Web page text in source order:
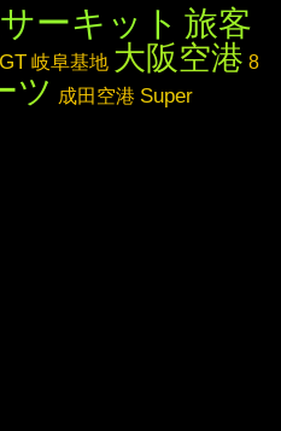
ーキット 旅客
岐阜基地 大阪空港 8
ツ 成田空港 Super